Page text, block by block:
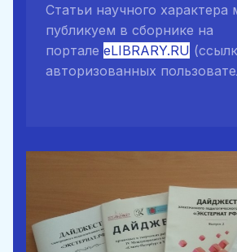
Статьи научного характера
публикуем в сборнике на
портале eLIBRARY.RU
авторизованных